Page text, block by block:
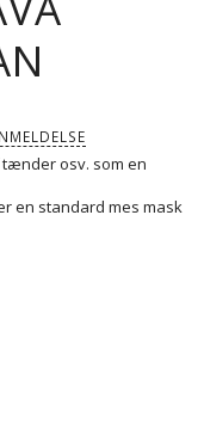
osv. som en
en standard mes mask